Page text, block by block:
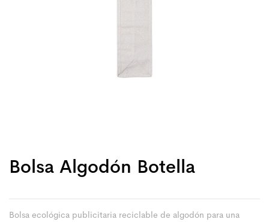
Bolsa Algodón Botella
Bolsa ecológica publicitaria reciclable de algodón para una